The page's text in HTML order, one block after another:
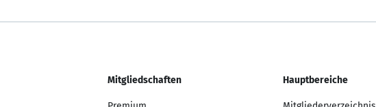
Mitgliedschaften Hauptbereiche